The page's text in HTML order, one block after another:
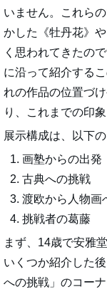
いません。これら
かした《牡丹花》
く思われてきたの
に沿って紹介する
れの作品の位置づ
り、これまでの印
展示構成は、以下の
画塾からの出発
古典への挑戦
渡欧から人物画
挑戦者の葛藤
まず、14歳で安雅
いくつか紹介した
への挑戦」のコー